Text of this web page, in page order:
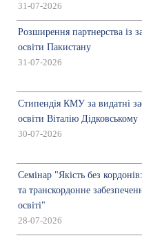
31-07-2026
Розширення партнерства із
освіти Пакистану
31-07-2026
Стипендія КМУ за видатні
освіти Віталію Дідковському
30-07-2026
Семінар "Якість без
та транскордонне
освіті"
28-07-2026